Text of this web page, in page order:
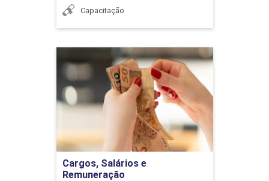
Capacitação
Cargos, Salários e
Remuneração
Cargos, Salários e
Remuneração
Detalhes do curso
Ir para Inscrição